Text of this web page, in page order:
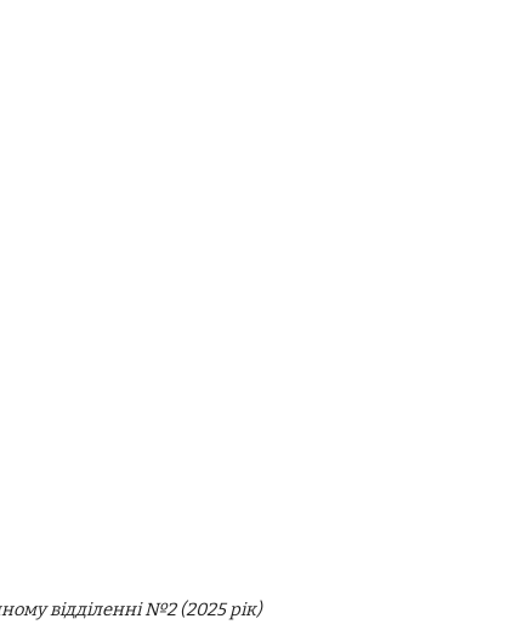
відділенні №2 (2025 рік)